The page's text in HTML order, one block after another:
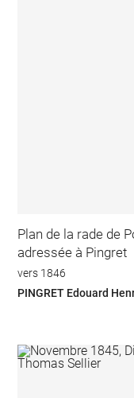
Plan de la rade de
adressée à Pingret
vers 1846
PINGRET Edouard